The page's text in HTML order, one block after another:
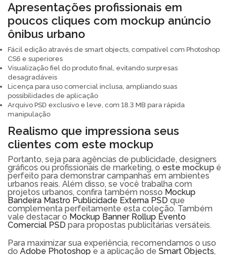
Apresentações profissionais em
poucos cliques com mockup anúncio
ônibus urbano
Fácil edição através de smart objects, compatível com Photoshop
CS6 e superiores
Visualização fiel do produto final, evitando surpresas
desagradáveis
Licença para uso comercial inclusa, ampliando suas
possibilidades de aplicação
Arquivo PSD exclusivo e leve, com 18.3 MB para rápida
manipulação
Realismo que impressiona seus
clientes com este mockup
Portanto, seja para agências de publicidade, designers
gráficos ou profissionais de marketing, o este mockup é
perfeito para demonstrar campanhas em ambientes
urbanos reais. Além disso, se você trabalha com
projetos urbanos, confira também nosso Mockup
Bandeira Mastro Publicidade Externa PSD que
complementa perfeitamente esta coleção. Também
vale destacar o Mockup Banner Rollup Evento
Comercial PSD para propostas publicitárias versáteis.
Para maximizar sua experiência, recomendamos o uso
do Adobe Photoshop e a aplicação de Smart Objects,